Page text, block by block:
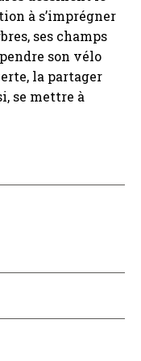
à s’imprégner
ses champs
son vélo
la partager
se mettre à